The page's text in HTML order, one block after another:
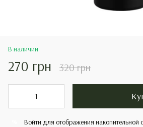
В наличии
270 грн 320 грн
Войти для отображения накопительной